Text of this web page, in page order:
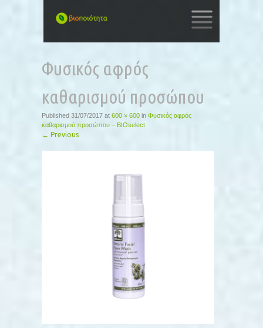
CONTENT
Φυσικός αφρός
καθαρισμού προσώπου
Published 31/07/2017 at 600 × 600 in Φυσικός αφρός
καθαρισμού προσώπου – BIOselect
← Previous